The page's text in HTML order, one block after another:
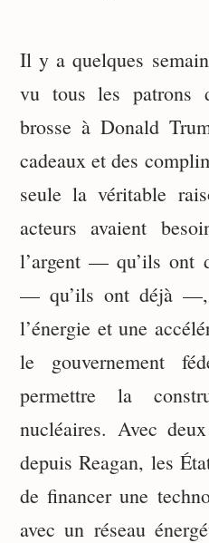
Il y a quelques
vu tous les patrons
brosse à Donald
cadeaux et des
seule la véritable
acteurs avaient
l’argent — qu’ils
— qu’ils ont déjà —,
l’énergie et une
le gouvernement
permettre la
nucléaires. Avec
depuis Reagan, les
de financer une
avec un réseau